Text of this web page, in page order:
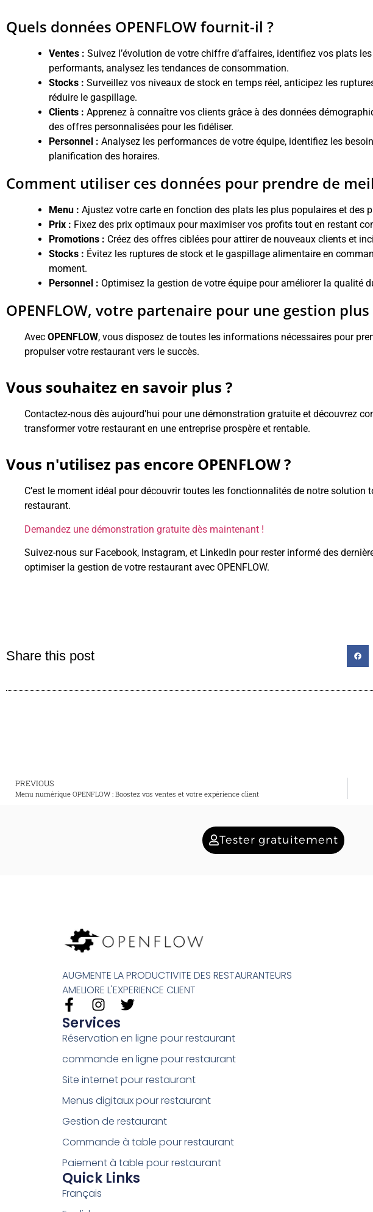
Quels données OPENFLOW fournit-il ?
Ventes : Suivez l’évolution de votre chiffre d’affaires, identifiez vos plats
performants, analysez les tendances de consommation.
Stocks : Surveillez vos niveaux de stock en temps réel, anticipez les
réduire le gaspillage.
Clients : Apprenez à connaître vos clients grâce à des données
des offres personnalisées pour les fidéliser.
Personnel : Analysez les performances de votre équipe, identifiez les
planification des horaires.
Comment utiliser ces données pour prendre de
Menu : Ajustez votre carte en fonction des plats les plus populaires et des
Prix : Fixez des prix optimaux pour maximiser vos profits tout en restant
Promotions : Créez des offres ciblées pour attirer de nouveaux clients et
Stocks : Évitez les ruptures de stock et le gaspillage alimentaire en
moment.
Personnel : Optimisez la gestion de votre équipe pour améliorer la qualité
OPENFLOW, votre partenaire pour une gestion
Avec OPENFLOW, vous disposez de toutes les informations nécessaires pour
propulser votre restaurant vers le succès.
Vous souhaitez en savoir plus ?
Contactez-nous dès aujourd’hui pour une démonstration gratuite et découvrez
transformer votre restaurant en une entreprise prospère et rentable.
Vous n'utilisez pas encore OPENFLOW ?
C’est le moment idéal pour découvrir toutes les fonctionnalités de notre solution
restaurant.
Demandez une démonstration gratuite dès maintenant !
Suivez-nous sur Facebook, Instagram, et LinkedIn pour rester informé des
optimiser la gestion de votre restaurant avec OPENFLOW.
Share this post
PREVIOUS
Menu numérique OPENFLOW : Boostez vos ventes et votre expérience client
Tester gratuitement
AUGMENTE LA PRODUCTIVITE DES RESTAURANTEURS
AMELIORE L'EXPERIENCE CLIENT
Services
Réservation en ligne pour restaurant
commande en ligne pour restaurant
Site internet pour restaurant
Menus digitaux pour restaurant
Gestion de restaurant
Commande à table pour restaurant
Paiement à table pour restaurant
Quick Links
Français